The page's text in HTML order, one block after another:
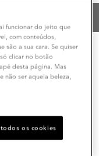
funcionar do jeito que
com conteúdos,
são a sua cara. Se quiser
clicar no botão
desta página. Mas
não ser aquela beleza,
os cookies